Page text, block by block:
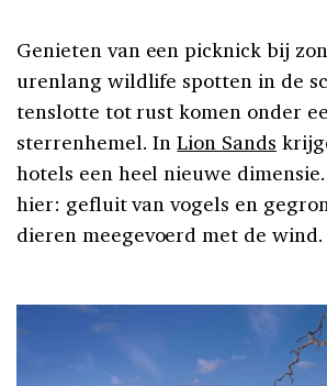
Genieten van een picknick bij
urenlang wildlife spotten in de
tenslotte tot rust komen onder
sterrenhemel. InLion Sands
hotels een heel nieuwe dimensie.
hier: gefluit van vogels en
dieren meegevoerd met de wind.